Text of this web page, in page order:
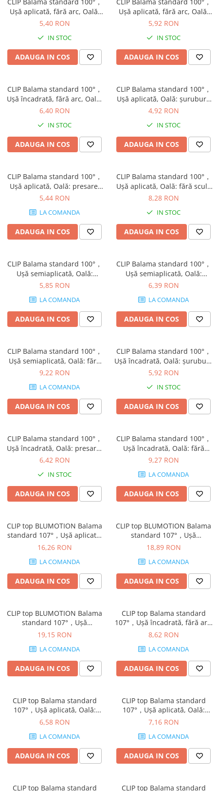
Sisteme si accesorii pentru
Sisteme pentru usi pliante
Accesorii dressing
Bari pentru haine
Accesorii pentru compartimentare
sertare
Organizatoare sertare
Orga-Line - Blum
Ambia-Line - Blum
Suruburi, coltare, elemente de
Lamele si cepi de lemn
Picioare si rotile mobilier
Picioare mobilier
Scurgatoare pentru vase
Cosuri Jolly si coloane
Legrabox - Blum
Uşă aplicată, fără arc, Oală:
şuruburi, finisaj nichelat
5,40 RON
IN STOC
ADAUGA IN COS
Uşă aplicată, fără arc, Oală:
presare, finisaj nichelat
5,92 RON
IN STOC
ADAUGA IN COS
CLIP Balama standard 100°，
Uşă încadrată, fără arc, Oală:
şuruburi, finisaj nichelat
6,40 RON
IN STOC
ADAUGA IN COS
CLIP Balama standard 100°，
Uşă aplicată, Oală: şuruburi,
finisaj nichelat 71M2550
4,92 RON
IN STOC
ADAUGA IN COS
CLIP Balama standard 100°，
Uşă aplicată, Oală: presare,
finisaj nichelat 71M2580
5,44 RON
LA COMANDA
ADAUGA IN COS
CLIP Balama standard 100°，
Uşă aplicată, Oală: fără scule
cu INSERTA, finisaj nichelat
8,28 RON
IN STOC
ADAUGA IN COS
CLIP Balama standard 100°，
Uşă semiaplicată, Oală:
şuruburi, finisaj nichelat
5,85 RON
LA COMANDA
ADAUGA IN COS
CLIP Balama standard 100°，
Uşă semiaplicată, Oală:
presare, finisaj nichelat
6,39 RON
LA COMANDA
ADAUGA IN COS
CLIP Balama standard 100°，
Uşă semiaplicată, Oală: fără
scule cu INSERTA, finisaj
9,22 RON
LA COMANDA
ADAUGA IN COS
CLIP Balama standard 100°，
Uşă încadrată, Oală: şuruburi,
finisaj nichelat 71M2750
5,92 RON
IN STOC
ADAUGA IN COS
CLIP Balama standard 100°，
Uşă încadrată, Oală: presare,
finisaj nichelat 71M2780
6,42 RON
IN STOC
ADAUGA IN COS
CLIP Balama standard 100°，
Uşă încadrată, Oală: fără
scule cu INSERTA, finisaj
9,27 RON
LA COMANDA
ADAUGA IN COS
CLIP top BLUMOTION Balama
standard 107°，Uşă aplicată,
Oală: presare, finisaj nichelat
16,26 RON
LA COMANDA
ADAUGA IN COS
CLIP top BLUMOTION Balama
standard 107°，Uşă
semiaplicată, Oală: şuruburi,
18,89 RON
LA COMANDA
ADAUGA IN COS
CLIP top BLUMOTION Balama
standard 107°，Uşă
încadrată, Oală: şuruburi,
19,15 RON
LA COMANDA
ADAUGA IN COS
CLIP top Balama standard
107°，Uşă încadrată, fără arc,
Oală: şuruburi, finisaj nichelat
8,62 RON
LA COMANDA
ADAUGA IN COS
CLIP top Balama standard
107°，Uşă aplicată, Oală:
şuruburi, finisaj nichelat
6,58 RON
LA COMANDA
ADAUGA IN COS
CLIP top Balama standard
107°，Uşă aplicată, Oală:
presare, finisaj nichelat
7,16 RON
LA COMANDA
ADAUGA IN COS
CLIP top Balama standard
CLIP top Balama standard